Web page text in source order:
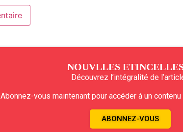
NOUVLLES
Découvrez l’intégralité de
Abonnez-vous maintenant pour accéder à un
ABONNEZ-VOUS